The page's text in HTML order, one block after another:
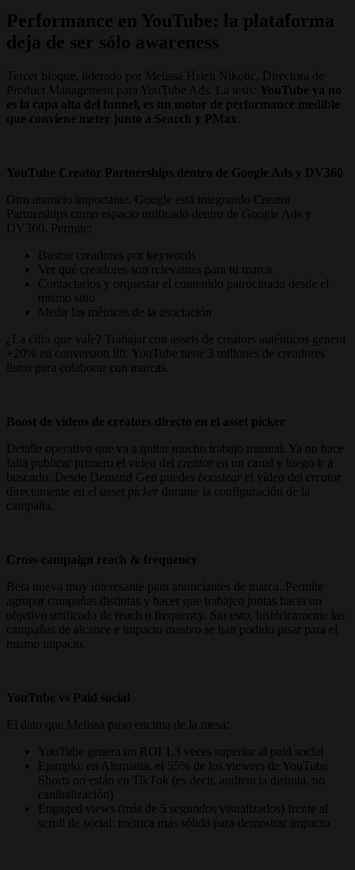
Performance en YouTube: la plataforma
deja de ser sólo awareness
Tercer bloque, liderado por Melissa Hsieh Nikolic, Directora de
Product Management para YouTube Ads. La tesis:
YouTube ya no
es la capa alta del funnel, es un motor de performance medible
que conviene meter junto a Search y PMax
YouTube Creator Partnerships dentro de Google Ads y DV360
Otro anuncio importante. Google está integrando Creator
Partnerships como espacio unificado dentro de Google Ads y
DV360. Permite:
Buscar creadores por keywords
Ver qué creadores son relevantes para tu marca
Contactarlos y orquestar el contenido patrocinado desde el
mismo sitio
Medir las métricas de la asociación
¿La cifra que vale? Trabajar con assets de creators auténticos genera
+20% en conversion lift. YouTube tiene 3 millones de creadores
listos para colaborar con marcas.
Boost de vídeos de creators directo en el asset picker
Detalle operativo que va a quitar mucho trabajo manual. Ya no hace
falta publicar primero el vídeo del creator en un canal y luego ir a
buscarlo. Desde Demand Gen puedes boostear el vídeo del creator
directamente en el asset picker durante la configuración de la
campaña.
Cross-campaign reach & frequency
Beta nueva muy interesante para anunciantes de marca. Permite
agrupar campañas distintas y hacer que trabajen juntas hacia un
objetivo unificado de reach o frequency. Sin esto, históricamente las
campañas de alcance e impacto masivo se han podido pisar para el
mismo impacto.
YouTube vs Paid social
El dato que Melissa puso encima de la mesa:
YouTube genera un ROI 1,3 veces superior al paid social
Ejemplo: en Alemania, el 55% de los viewers de YouTube
Shorts no están en TikTok (es decir, audiencia distinta, no
canibalización)
Engaged views (más de 5 segundos visualizados) frente al
scroll de social: métrica más sólida para demostrar impacto